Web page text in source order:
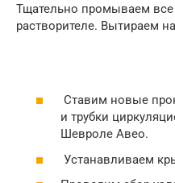
Тщательно промываем
растворителе. Вытираем
Ставим новые
и трубки
Шевроле Авео.
Устанавливаем